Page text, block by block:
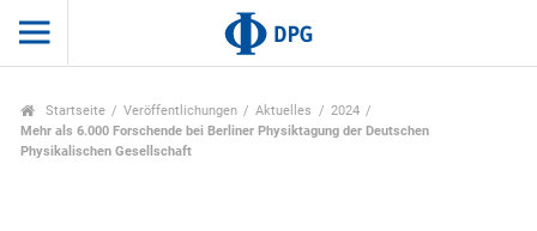
Startseite Veröffentlichungen Aktuelles
2024
Mehr als 6.000 Forschende bei Berliner Physiktagung der Deutschen
Physikalischen Gesellschaft